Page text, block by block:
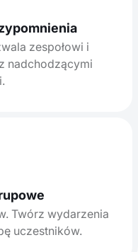
zespołowi i
nadchodzącymi
Twórz wydarzenia
uczestników.